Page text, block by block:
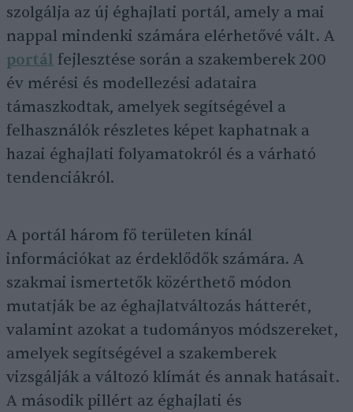
szolgálja az új éghajlati portál, amely a mai
nappal mindenki számára elérhetővé vált. A
portál fejlesztése során a szakemberek 200
év mérési és modellezési adataira
támaszkodtak, amelyek segítségével a
felhasználók részletes képet kaphatnak a
hazai éghajlati folyamatokról és a várható
tendenciákról.
A portál három fő területen kínál
információkat az érdeklődők számára. A
szakmai ismertetők közérthető módon
mutatják be az éghajlatváltozás hátterét,
valamint azokat a tudományos módszereket,
amelyek segítségével a szakemberek
vizsgálják a változó klímát és annak hatásait.
A második pillért az éghajlati és